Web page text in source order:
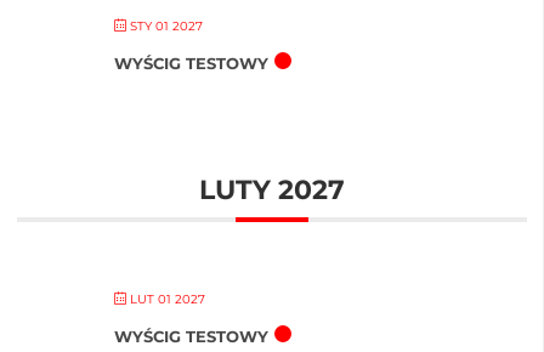
STY 01 2027
WYŚCIG TESTOWY
LUTY 2027
LUT 01 2027
WYŚCIG TESTOWY